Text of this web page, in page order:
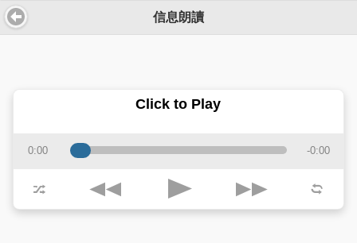
信息朗讀
Click to Play
-0:00
0:00
p
j k l
z